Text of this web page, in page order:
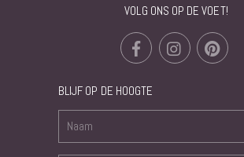
VOLG ONS OP DE VOET!
BLIJF OP DE HOOGTE